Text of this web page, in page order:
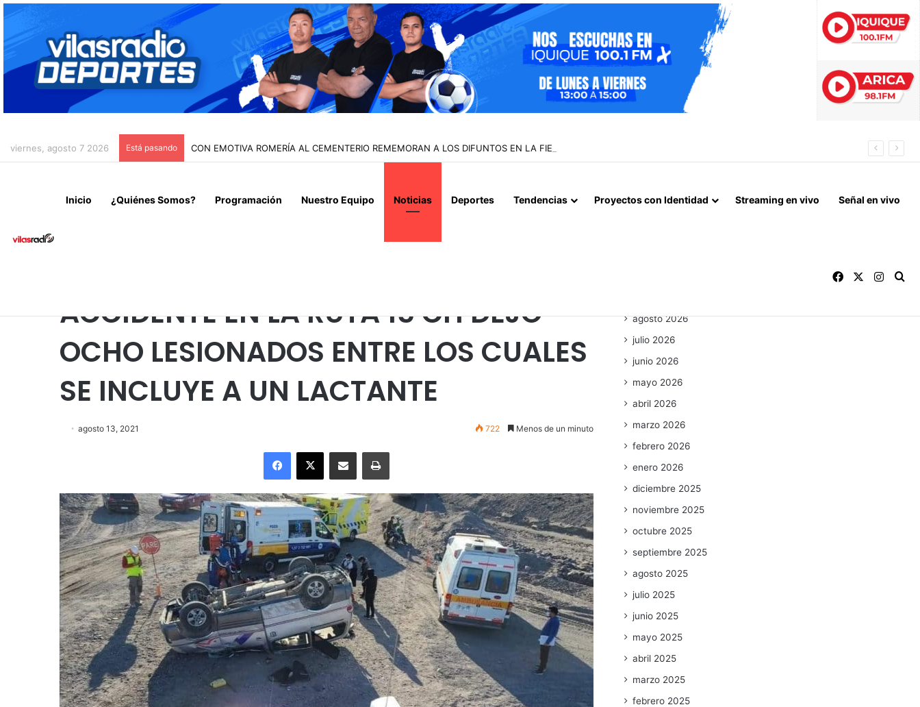
viernes, agosto 7 2026 Está pasando CON EMOTIVA ROMERÍA AL CEMENTERIO REMEMORAN A LOS DIFUNTOS EN LA FIESTA DE SAN LORENZO
Inicio ¿Quiénes Somos? Programación Nuestro Equipo Noticias Deportes Tendencias Proyectos con Identidad Streaming en vivo Señal en vivo
Facebook
ACCIDENTE EN LA RUTA 15 CH DEJÓ
OCHO LESIONADOS ENTRE LOS CUALES
SE INCLUYE A UN LACTANTE
agosto 13, 2021 722 Menos de un minuto
Facebook
X Enviar vía email Imprimir
agosto 2026
julio 2026
junio 2026
mayo 2026
abril 2026
marzo 2026
febrero 2026
enero 2026
diciembre 2025
noviembre 2025
octubre 2025
septiembre 2025
agosto 2025
julio 2025
junio 2025
mayo 2025
abril 2025
marzo 2025
febrero 2025